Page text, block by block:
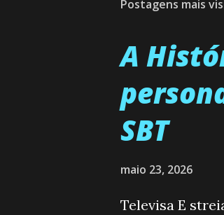
Postagens mais
A
SBT
maio 23, 2026
Televisa E